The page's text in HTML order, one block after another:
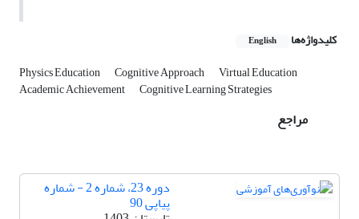
کلیدواژه‌ها English
Physics Education Cognitive Approach Virtual Education
Academic Achievement Cognitive Learning Strategies
مراجع
دوره 23، شماره 2 - شماره
پیاپی 90